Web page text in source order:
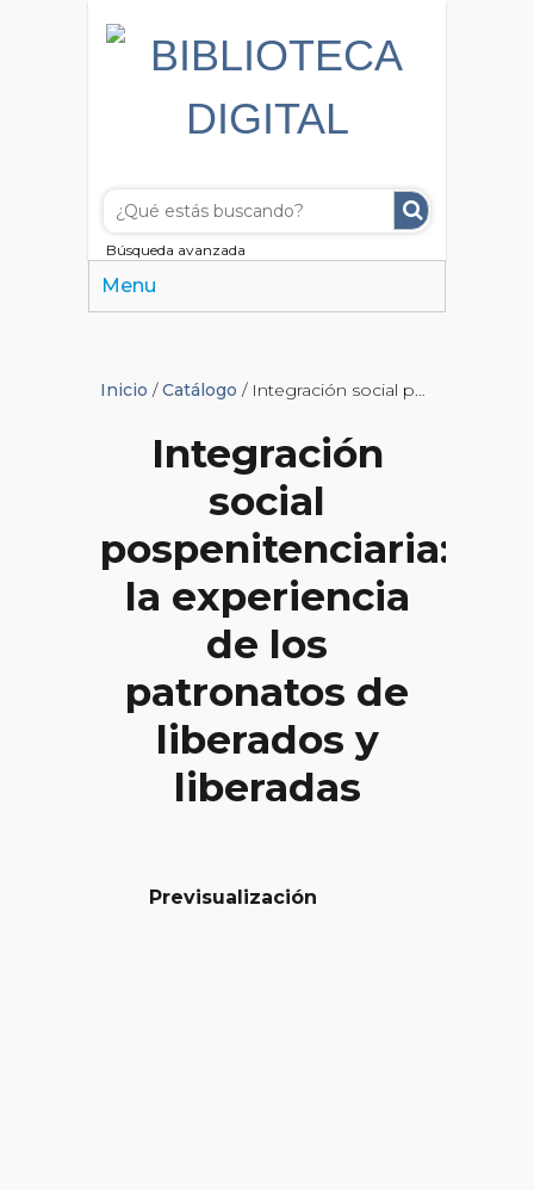
Búsqueda avanzada
Menu
Inicio /Catálogo / Integración social pospenitenciaria: la experiencia de los patronatos de liberados y liberadas
Integración
social
pospenitenciaria:
la experiencia
de los
patronatos de
liberados y
liberadas
Previsualización